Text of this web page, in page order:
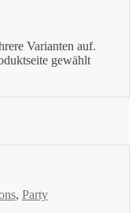
Varianten auf.
gewählt
, Party